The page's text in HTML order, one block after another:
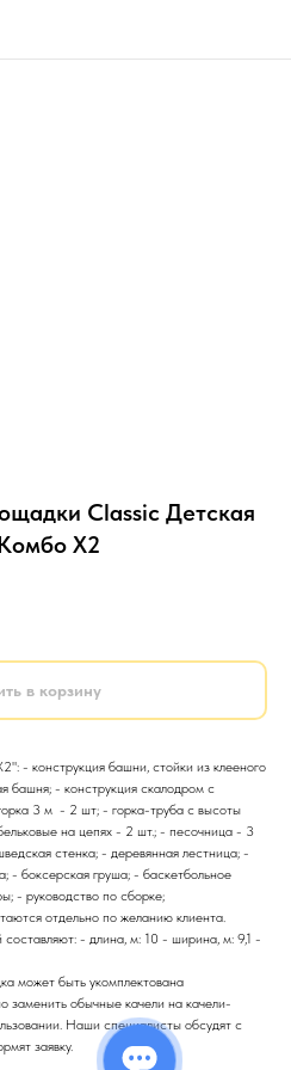
Classic Детская
Х2
в корзину
- конструкция башни, стойки из клееного
башня; - конструкция скалодром с
3 м - 2 шт; - горка-труба с высоты
на цепях - 2 шт.; - песочница - 3
стенка; - деревянная лестница; -
- боксерская груша; - баскетбольное
- руководство по сборке;
отдельно по желанию клиента.
составляют: - длина, м: 10 - ширина, м: 9,1 -
может быть укомплектована
обычные качели на качели-
Наши специалисты обсудят с
заявку.